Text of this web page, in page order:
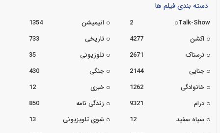
دسته بندی فیلم ها
Talk-Show
2 انیمیشن
1354
اکشن
4277 تاریخی
733
ترسناک
2671 تلوزیونی
35
جنایی
2144 جنگی
430
خانوادگی
1262 خبری
12
درام
9321 زندگی نامه
850
سیاه سفید
12 شوی تلویزیونی
13